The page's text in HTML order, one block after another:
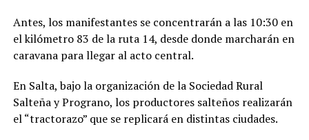
Antes, los manifestantes se concentrarán a las 10:30 en
el kilómetro 83 de la ruta 14, desde donde marcharán en
caravana para llegar al acto central.
En Salta, bajo la organización de la Sociedad Rural
Salteña y Prograno, los productores salteños realizarán
el “tractorazo” que se replicará en distintas ciudades.